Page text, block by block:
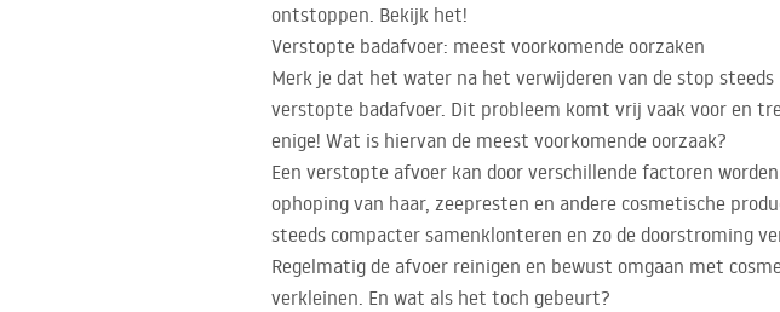
ontstoppen. Bekijk het!
Verstopte badafvoer: meest voorkomende oorzaken
Merk je dat het water na het verwijderen van de stop
verstopte badafvoer. Dit probleem komt vrij vaak voor en
enige! Wat is hiervan de meest voorkomende oorzaak?
Een verstopte afvoer kan door verschillende factoren
ophoping van haar, zeepresten en andere cosmetische
steeds compacter samenklonteren en zo de doorstroming
Regelmatig de afvoer reinigen en bewust omgaan met
verkleinen. En wat als het toch gebeurt?